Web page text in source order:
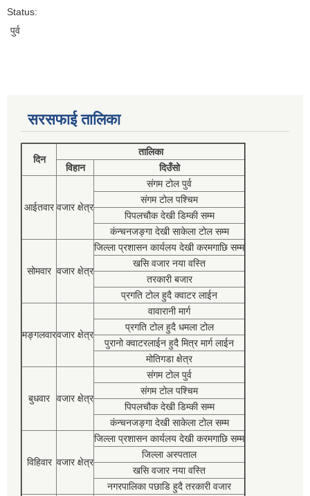
Status:
पुर्व
सरसफाई तालिका
दिन
तालिका
विहान
दिउँसो
आईतवार वजार क्षेत्र
संगम टोल पुर्व
संगम टोल पश्चिम
पिपलचौक देखी डिम्की सम्म
कंन्चनजङ्गा देखी साकेला टोल सम्म
सोमवार वजार क्षेत्र
जिल्ला प्रशासन कार्यलय देखी करमगाछि सम्म
खसि वजार नया वस्ति
तरकारी बजार
प्रगति टोल हुदै क्वाटर लाईन
मङ्गलवारवजार क्षेत्र
वावारानी मार्ग
प्रगति टोल हुदै धमला टोल
पुरानो क्वाटरलाईन हुदै मित्र मार्ग लाईन
मोतिगडा क्षेत्र
बुधवार वजार क्षेत्र
संगम टोल पुर्व
संगम टोल पश्चिम
पिपलचौक देखी डिम्की सम्म
कंन्चनजङ्गा देखी साकेला टोल सम्म
विहिवार वजार क्षेत्र
जिल्ला प्रशासन कार्यलय देखी करमगाछि सम्म
जिल्ला अस्पताल
खसि वजार नया वस्ति
नगरपालिका पछाडि हुदै तरकारी वजार